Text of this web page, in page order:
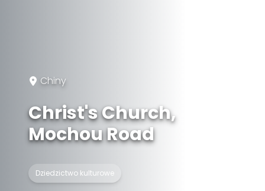
Chiny
Christ's Church,
Mochou Road
Dziedzictwo kulturowe